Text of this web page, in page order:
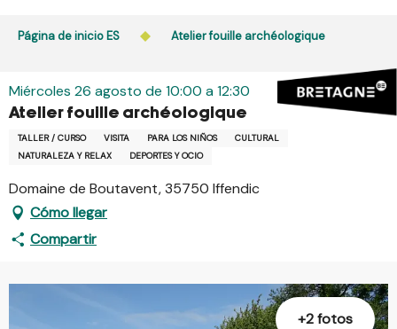
Página de inicio ES Atelier fouille archéologique
Miércoles 26 agosto de 10:00 a 12:30
Atelier fouille archéologique
TALLER / CURSO VISITA PARA LOS NIÑOS
CULTURAL
NATURALEZA Y RELAX
DEPORTES Y OCIO
Domaine de Boutavent, 35750 Iffendic
Cómo llegar
Compartir
+2 fotos